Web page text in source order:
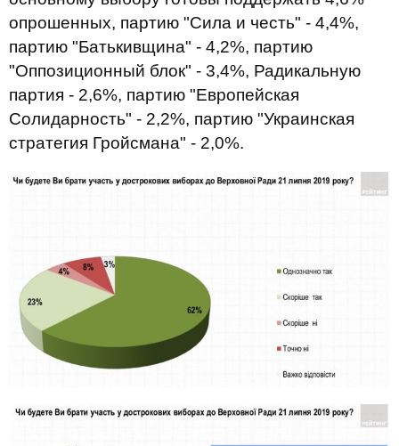
опрошенных, партию "Сила и честь" - 4,4%,
партию "Батькивщина" - 4,2%, партию
"Оппозиционный блок" - 3,4%, Радикальную
партия - 2,6%, партию "Европейская
Солидарность" - 2,2%, партию "Украинская
стратегия Гройсмана" - 2,0%.